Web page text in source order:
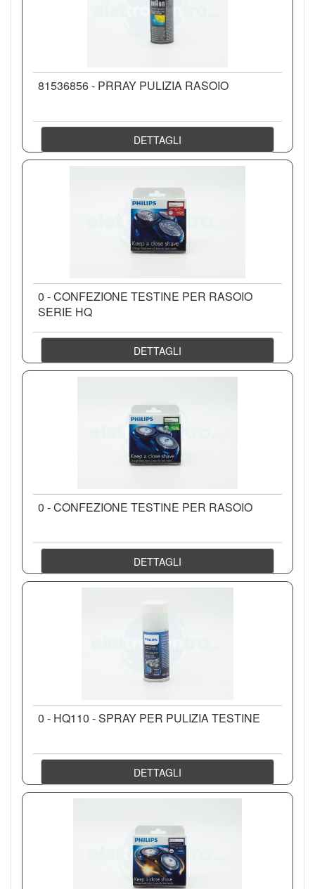
81536856 - PRRAY PULIZIA RASOIO
DETTAGLI
0 - CONFEZIONE TESTINE PER RASOIO
SERIE HQ
DETTAGLI
0 - CONFEZIONE TESTINE PER RASOIO
DETTAGLI
0 - HQ110 - SPRAY PER PULIZIA TESTINE
DETTAGLI